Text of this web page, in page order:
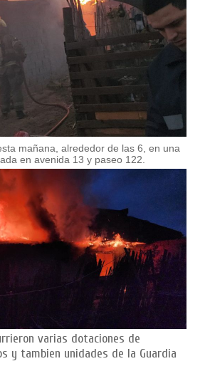
mañana, alrededor de las 6, en una
en avenida 13 y paseo 122.
varias dotaciones de
y tambien unidades de la Guardia